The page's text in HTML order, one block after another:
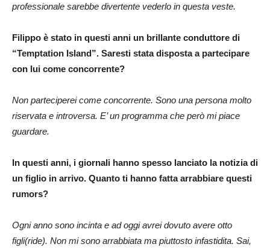
professionale sarebbe divertente vederlo in questa veste.
Filippo è stato in questi anni un brillante conduttore di
“Temptation Island”. Saresti stata disposta a partecipare
con lui come concorrente?
Non parteciperei come concorrente. Sono una persona molto
riservata e introversa. E’ un programma che però mi piace
guardare.
In questi anni, i giornali hanno spesso lanciato la notizia di
un figlio in arrivo. Quanto ti hanno fatta arrabbiare questi
rumors?
Ogni anno sono incinta e ad oggi avrei dovuto avere otto
figli(ride). Non mi sono arrabbiata ma piuttosto infastidita. Sai,